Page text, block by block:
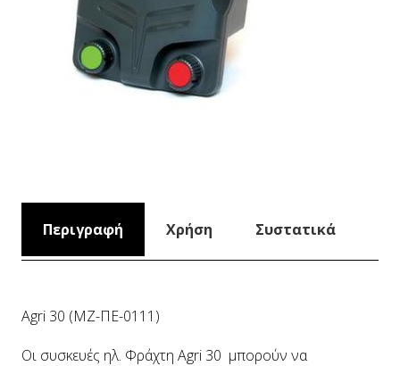
Περιγραφή Χρήση Συστατικά
Agri 30 (ΜΖ-ΠΕ-0111)
Οι συσκευές ηλ. Φράχτη Agri 30 μπορούν να